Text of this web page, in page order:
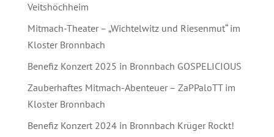
Veitshöchheim
Mitmach-Theater – „Wichtelwitz und Riesenmut“ im
Kloster Bronnbach
Benefiz Konzert 2025 in Bronnbach GOSPELICIOUS
Zauberhaftes Mitmach-Abenteuer – ZaPPaloTT im
Kloster Bronnbach
Benefiz Konzert 2024 in Bronnbach Krüger Rockt!